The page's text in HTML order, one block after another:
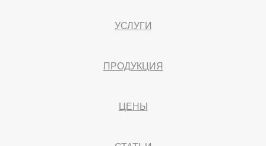
УСЛУГИ
ПРОДУКЦИЯ
ЦЕНЫ